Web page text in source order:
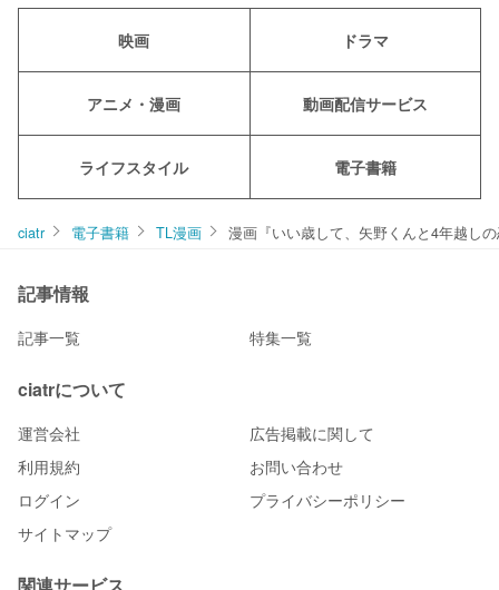
映画 ドラマ
アニメ・漫画 動画配信サービス
ライフスタイル 電子書籍
ciatr 電子書籍 TL漫画 漫画『いい歳して、矢野くんと4年越し
記事情報
記事一覧 特集一覧
ciatrについて
運営会社
広告掲載に関して
利用規約
お問い合わせ
ログイン
プライバシーポリシー
サイトマップ
関連サービス